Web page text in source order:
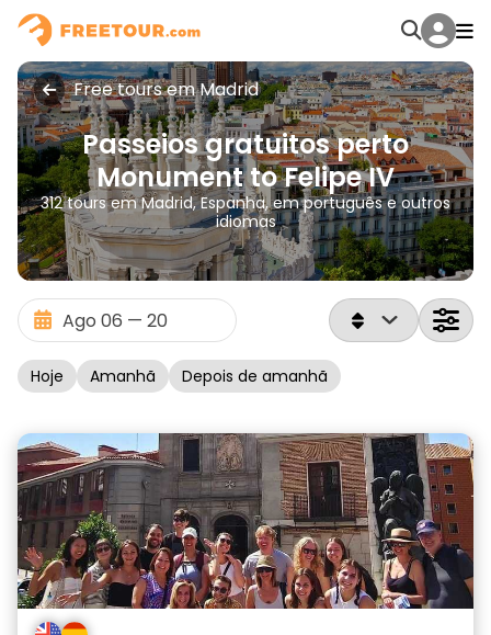
Free tours em Madrid
Passeios gratuitos perto
Monument to Felipe IV
312 tours em Madrid, Espanha, em português e outros
idiomas
Hoje Amanhã Depois de amanhã